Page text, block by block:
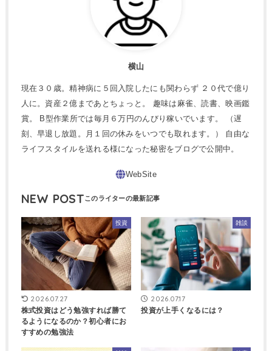
横山
現在３０歳。精神病に５回入院したにも関わらず ２０代で億り
人に。資産２億まであとちょっと。 趣味は麻雀、読書、映画鑑
賞。 B型作業所では毎月６万円のんびり稼いでいます。 （遅
刻、早退し放題。月１回の休みをいつでも取れます。） 自由な
ライフスタイルを送れる様になった秘密をブログで公開中。
NEW POST
投資
2026.07.27
株式投資はどう勉強すれば勝て
るようになるのか？初心者にお
すすめの勉強法
雑談
2026.07.17
投資が上手くなるには？